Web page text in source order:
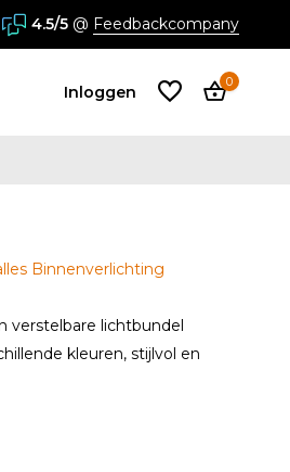
4.5/5 @ Feedbackcompany
Inloggen
Account
0
Binnenverlichting
verstelbare lichtbundel
kleuren, stijlvol en